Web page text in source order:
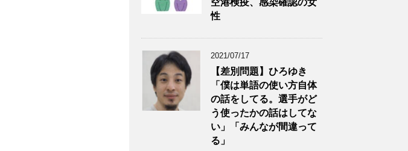
空港検疫、感染確認の女
性
2021/07/17
【差別問題】ひろゆき
「僕は単語の使い方自体
の話をしてる。選手がど
う使ったかの話はしてな
い」「みんなが間違って
る」